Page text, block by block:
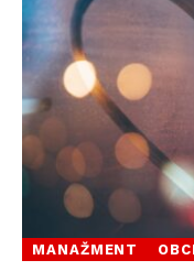
MANAŽMENT